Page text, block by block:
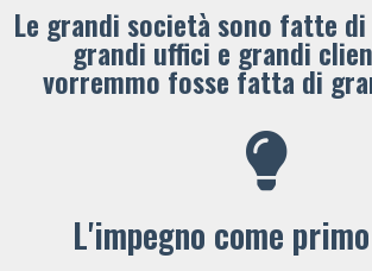
Le grandi società sono fatte
grandi uffici e grandi
vorremmo fosse fatta di
L'impegno come